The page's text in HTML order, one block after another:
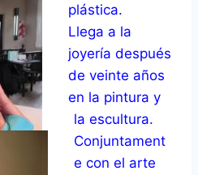
plástica.
Llega a la
joyería después
de veinte años
en la pintura y
la escultura.
Conjuntament
e con el arte